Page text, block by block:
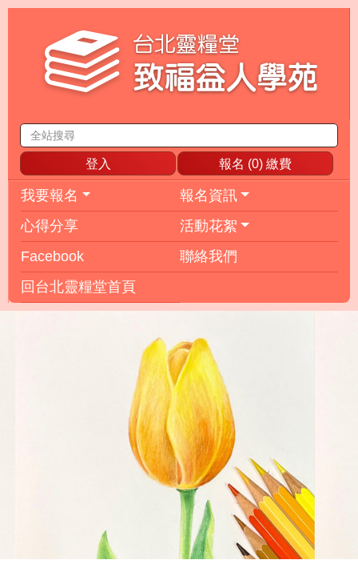
登入 報名 (0) 繳費
我要報名
報名資訊
心得分享
活動花絮
Facebook
聯絡我們
回台北靈糧堂首頁